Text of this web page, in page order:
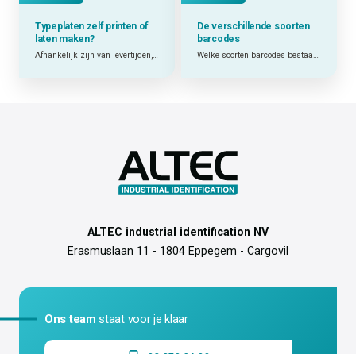
Typeplaten zelf printen of
laten maken?
Afhankelijk zijn van levertijden, minimumafnames en externe leveranciers? Of zelf printen wanneer je het nodig hebt? Welke keuze het beste werkt, hangt af van jouw situatie.
De verschillende soorten
barcodes
Welke soorten barcodes bestaan er en welke past het best bij mijn toepassing?
ALTEC industrial identification NV
Erasmuslaan 11 - 1804 Eppegem - Cargovil
Ons team staat voor je klaar